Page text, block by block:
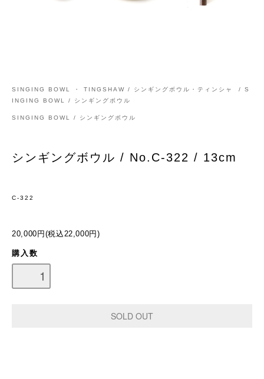
SINGING BOWL ・ TINGSHAW / シンギングボウル・ティンシャ /
S
INGING BOWL / シンギングボウル
SINGING BOWL / シンギングボウル
シンギングボウル / No.C-322 / 13cm
C-322
20,000円(税込22,000円)
購入数